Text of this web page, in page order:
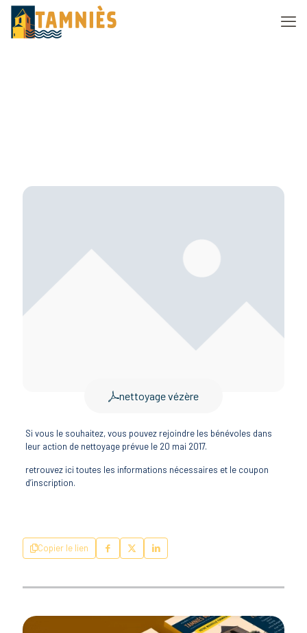
nettoyage vézère
Si vous le souhaitez, vous pouvez rejoindre les bénévoles dans
leur action de nettoyage prévue le 20 mai 2017.
retrouvez ici toutes les informations nécessaires et le coupon
d’inscription.
Copier le lien